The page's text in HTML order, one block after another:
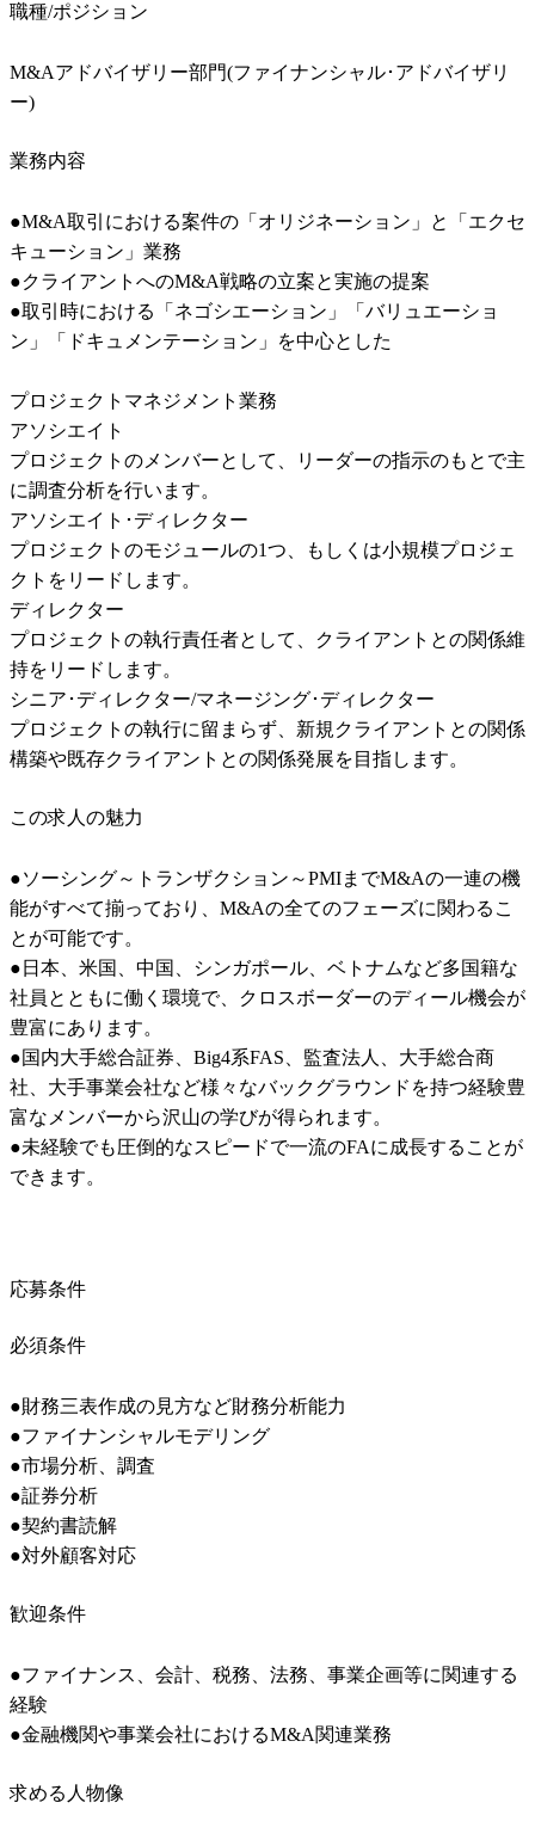
職種/ポジション
M&Aアドバイザリー部門(ファイナンシャル･アドバイザリ
ー)
業務内容
●M&A取引における案件の「オリジネーション」と「エクセ
キューション」業務
●クライアントへのM&A戦略の立案と実施の提案
●取引時における「ネゴシエーション」「バリュエーショ
ン」「ドキュメンテーション」を中心とした
プロジェクトマネジメント業務
アソシエイト
プロジェクトのメンバーとして、リーダーの指示のもとで主
に調査分析を行います。
アソシエイト･ディレクター
プロジェクトのモジュールの1つ、もしくは小規模プロジェ
クトをリードします。
ディレクター
プロジェクトの執行責任者として、クライアントとの関係維
持をリードします。
シニア･ディレクター/マネージング･ディレクター
プロジェクトの執行に留まらず、新規クライアントとの関係
構築や既存クライアントとの関係発展を目指します。
この求人の魅力
●ソーシング～トランザクション～PMIまでM&Aの一連の機
能がすべて揃っており、M&Aの全てのフェーズに関わるこ
とが可能です。
●日本、米国、中国、シンガポール、ベトナムなど多国籍な
社員とともに働く環境で、クロスボーダーのディール機会が
豊富にあります。
●国内大手総合証券、Big4系FAS、監査法人、大手総合商
社、大手事業会社など様々なバックグラウンドを持つ経験豊
富なメンバーから沢山の学びが得られます。
●未経験でも圧倒的なスピードで一流のFAに成長することが
できます。
応募条件
必須条件
●財務三表作成の見方など財務分析能力
●ファイナンシャルモデリング
●市場分析、調査
●証券分析
●契約書読解
●対外顧客対応
歓迎条件
●ファイナンス、会計、税務、法務、事業企画等に関連する
経験
●金融機関や事業会社におけるM&A関連業務
求める人物像